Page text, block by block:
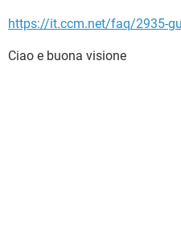
https://it.ccm.net/faq/2935-
Ciao e buona visione